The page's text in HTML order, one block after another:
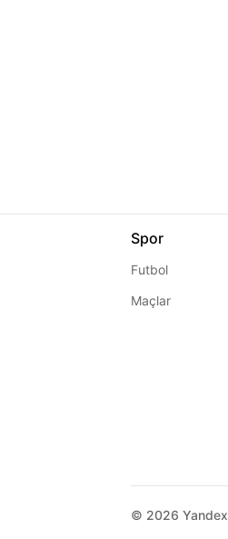
Spor
Futbol
Maçlar
© 2026 Yandex